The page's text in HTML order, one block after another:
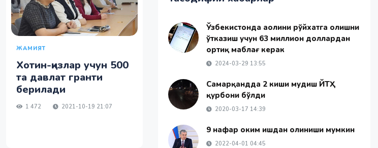
ЖАМИЯТ
Хотин-қизлар учун 500
та давлат гранти
берилади
1 472 2021-10-19 21:07
Ўзбекистонда аҳолини рўйхатга олишни
ўтказиш учун 63 миллион доллардан
ортиқ маблағ керак
2024-03-29 13:55
Самарқандда 2 киши мудҳиш ЙТҲ
қурбони бўлди
2020-03-17 14:39
9 нафар ҳоким ишдан олиниши мумкин
2022-04-01 04:45